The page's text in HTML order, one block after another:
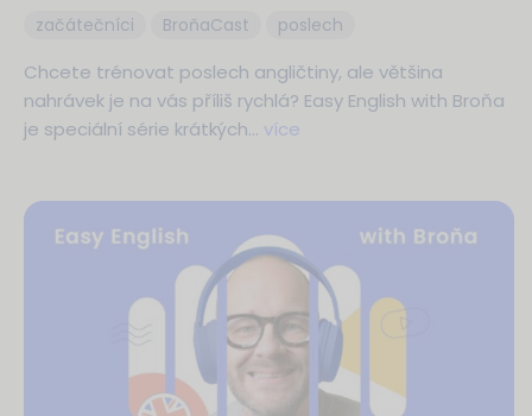
začátečníci BroňaCast poslech
Chcete trénovat poslech angličtiny, ale většina
nahrávek je na vás příliš rychlá? Easy English with Broňa
je speciální série krátkých… více